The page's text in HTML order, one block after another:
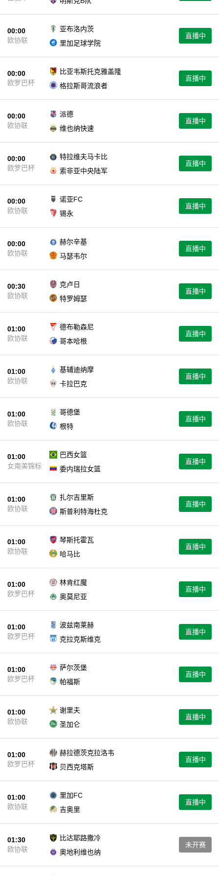
00:00
欧协联
亚布洛内茨
里加足球学院
直播中
00:00
欧罗巴杯
比亚韦斯托克雅盖隆
格拉斯哥流浪者
直播中
00:00
欧协联
派德
维也纳快速
直播中
00:00
欧罗巴杯
特拉维夫马卡比
索非亚中央陆军
直播中
00:00
欧协联
诺亚FC
锡永
直播中
00:00
欧协联
赫尔辛基
马瑟韦尔
直播中
00:30
欧协联
克卢日
特罗姆瑟
直播中
01:00
欧协联
德布勒森尼
哥本哈根
直播中
01:00
欧协联
基辅迪纳摩
卡拉巴克
直播中
01:00
欧协联
哥德堡
根特
直播中
01:00
女南美锦标
巴西女篮
委内瑞拉女篮
直播中
01:00
欧协联
扎尔吉里斯
斯普利特海杜克
直播中
01:00
欧协联
琴斯托霍瓦
哈马比
直播中
01:00
欧罗巴杯
林肯红魔
奥莫尼亚
直播中
01:00
欧罗巴杯
波兹南莱赫
克拉克斯维克
直播中
01:00
欧罗巴杯
萨尔茨堡
帕福斯
直播中
01:00
欧协联
谢里夫
圣加仑
直播中
01:00
欧罗巴杯
赫拉德茨克拉洛韦
贝西克塔斯
直播中
01:00
欧协联
里加FC
吉奥里
直播中
01:30
欧协联
比达耶路撒冷
奥地利维也纳
未开赛